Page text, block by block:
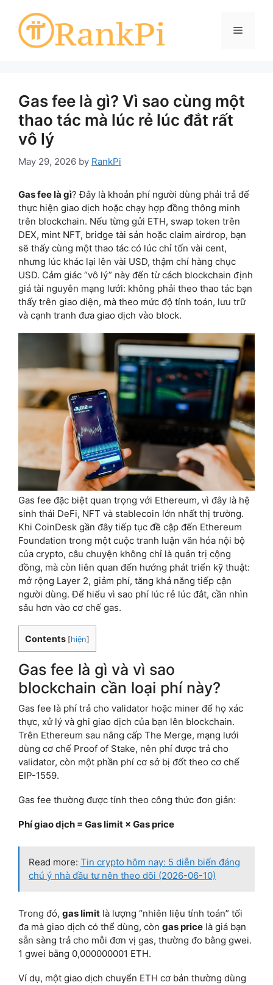
content
Menu
Gas fee là gì? Vì sao cùng một
thao tác mà lúc rẻ lúc đắt rất
vô lý
May 29, 2026 by RankPi
Gas fee là gì? Đây là khoản phí người dùng phải trả để
thực hiện giao dịch hoặc chạy hợp đồng thông minh
trên blockchain. Nếu từng gửi ETH, swap token trên
DEX, mint NFT, bridge tài sản hoặc claim airdrop, bạn
sẽ thấy cùng một thao tác có lúc chỉ tốn vài cent,
nhưng lúc khác lại lên vài USD, thậm chí hàng chục
USD. Cảm giác “vô lý” này đến từ cách blockchain định
giá tài nguyên mạng lưới: không phải theo thao tác bạn
thấy trên giao diện, mà theo mức độ tính toán, lưu trữ
và cạnh tranh đưa giao dịch vào block.
Gas fee đặc biệt quan trọng với Ethereum, vì đây là hệ
sinh thái DeFi, NFT và stablecoin lớn nhất thị trường.
Khi CoinDesk gần đây tiếp tục đề cập đến Ethereum
Foundation trong một cuộc tranh luận văn hóa nội bộ
của crypto, câu chuyện không chỉ là quản trị cộng
đồng, mà còn liên quan đến hướng phát triển kỹ thuật:
mở rộng Layer 2, giảm phí, tăng khả năng tiếp cận
người dùng. Để hiểu vì sao phí lúc rẻ lúc đắt, cần nhìn
sâu hơn vào cơ chế gas.
Contents [hiện]
Gas fee là gì và vì sao
blockchain cần loại phí này?
Gas fee là phí trả cho validator hoặc miner để họ xác
thực, xử lý và ghi giao dịch của bạn lên blockchain.
Trên Ethereum sau nâng cấp The Merge, mạng lưới
dùng cơ chế Proof of Stake, nên phí được trả cho
validator, còn một phần phí cơ sở bị đốt theo cơ chế
EIP-1559.
Gas fee thường được tính theo công thức đơn giản:
Phí giao dịch = Gas limit × Gas price
Read more: Tin crypto hôm nay: 5 diễn biến đáng
chú ý nhà đầu tư nên theo dõi (2026-06-10)
Trong đó, gas limit là lượng “nhiên liệu tính toán” tối
đa mà giao dịch có thể dùng, còn gas price là giá bạn
sẵn sàng trả cho mỗi đơn vị gas, thường đo bằng gwei.
1 gwei bằng 0,000000001 ETH.
Ví dụ, một giao dịch chuyển ETH cơ bản thường dùng